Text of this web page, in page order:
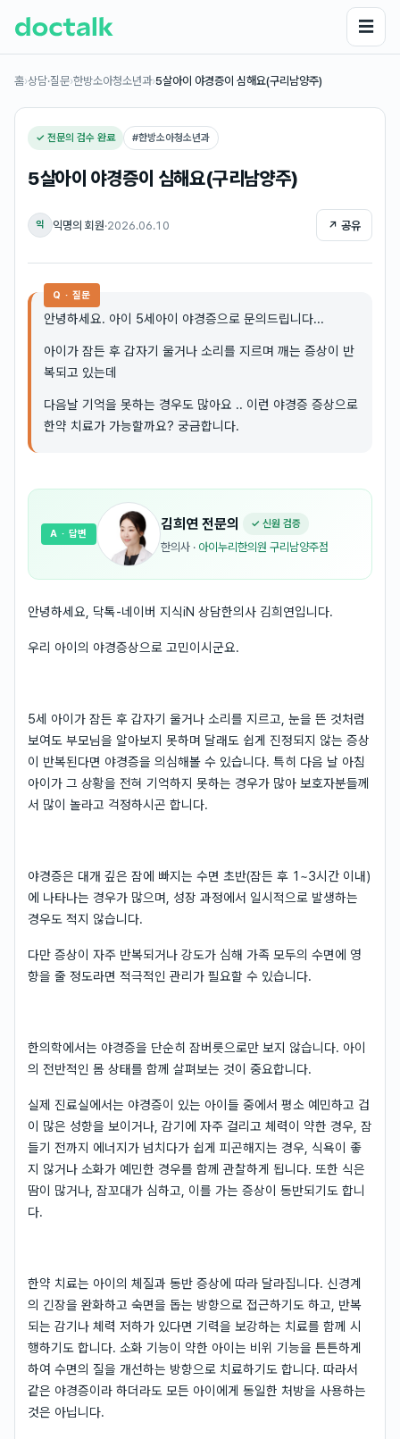
☰
홈›상담·질문›한방소아청소년과›5살아이 야경증이 심해요(구리남양주)
✓ 전문의 검수 완료 #한방소아청소년과
5살아이 야경증이 심해요(구리남양주)
익 익명의 회원·2026.06.10 ↗ 공유
Q · 질문
안녕하세요. 아이 5세아이 야경증으로 문의드립니다...
아이가 잠든 후 갑자기 울거나 소리를 지르며 깨는 증상이 반
복되고 있는데
다음날 기억을 못하는 경우도 많아요 .. 이런 야경증 증상으로
한약 치료가 가능할까요? 궁금합니다.
김희연 전문의 ✓ 신원 검증
한의사 · 아이누리한의원 구리남양주점
A · 답변
안녕하세요, 닥톡-네이버 지식iN 상담한의사 김희연입니다.
우리 아이의 야경증상으로 고민이시군요.
5세 아이가 잠든 후 갑자기 울거나 소리를 지르고, 눈을 뜬 것처럼
보여도 부모님을 알아보지 못하며 달래도 쉽게 진정되지 않는 증상
이 반복된다면 야경증을 의심해볼 수 있습니다. 특히 다음 날 아침
아이가 그 상황을 전혀 기억하지 못하는 경우가 많아 보호자분들께
서 많이 놀라고 걱정하시곤 합니다.
야경증은 대개 깊은 잠에 빠지는 수면 초반(잠든 후 1~3시간 이내)
에 나타나는 경우가 많으며, 성장 과정에서 일시적으로 발생하는
경우도 적지 않습니다.
다만 증상이 자주 반복되거나 강도가 심해 가족 모두의 수면에 영
향을 줄 정도라면 적극적인 관리가 필요할 수 있습니다.
한의학에서는 야경증을 단순히 잠버릇으로만 보지 않습니다. 아이
의 전반적인 몸 상태를 함께 살펴보는 것이 중요합니다.
실제 진료실에서는 야경증이 있는 아이들 중에서 평소 예민하고 겁
이 많은 성향을 보이거나, 감기에 자주 걸리고 체력이 약한 경우, 잠
들기 전까지 에너지가 넘치다가 쉽게 피곤해지는 경우, 식욕이 좋
지 않거나 소화가 예민한 경우를 함께 관찰하게 됩니다. 또한 식은
땀이 많거나, 잠꼬대가 심하고, 이를 가는 증상이 동반되기도 합니
다.
한약 치료는 아이의 체질과 동반 증상에 따라 달라집니다. 신경계
의 긴장을 완화하고 숙면을 돕는 방향으로 접근하기도 하고, 반복
되는 감기나 체력 저하가 있다면 기력을 보강하는 치료를 함께 시
행하기도 합니다. 소화 기능이 약한 아이는 비위 기능을 튼튼하게
하여 수면의 질을 개선하는 방향으로 치료하기도 합니다. 따라서
같은 야경증이라 하더라도 모든 아이에게 동일한 처방을 사용하는
것은 아닙니다.